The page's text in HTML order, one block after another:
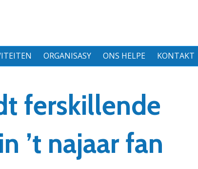
ORGANISASY ONS HELPE KONTAKT
ferskillende
’t najaar fan